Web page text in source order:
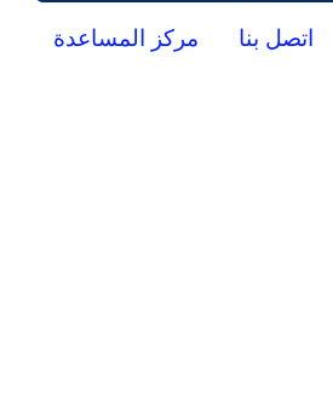
اتصل بنا مركز المساعدة